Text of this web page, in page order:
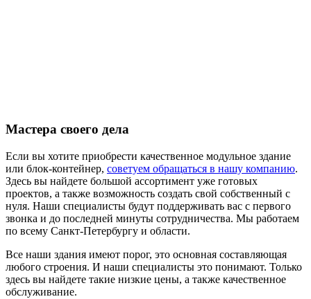
Мастера своего дела
Если вы хотите приобрести качественное модульное здание
или блок-контейнер, советуем обращаться в нашу компанию.
Здесь вы найдете большой ассортимент уже готовых
проектов, а также возможность создать свой собственный с
нуля. Наши специалисты будут поддерживать вас с первого
звонка и до последней минуты сотрудничества. Мы работаем
по всему Санкт-Петербургу и области.
Все наши здания имеют порог, это основная составляющая
любого строения. И наши специалисты это понимают. Только
здесь вы найдете такие низкие цены, а также качественное
обслуживание.